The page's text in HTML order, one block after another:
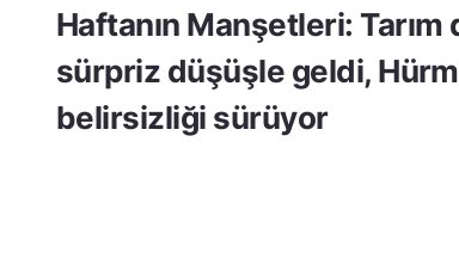
Haftanın Manşetleri: Tarım
sürpriz düşüşle geldi,
belirsizliği sürüyor